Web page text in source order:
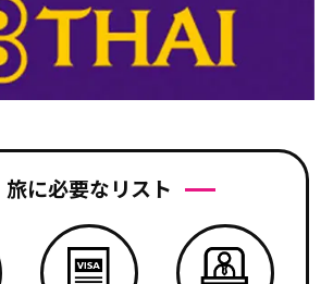
旅に必要なリスト